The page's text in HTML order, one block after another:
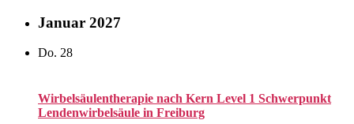
Januar 2027
Do. 28
Wirbelsäulentherapie nach Kern Level 1 Schwerpunkt
Lendenwirbelsäule in Freiburg